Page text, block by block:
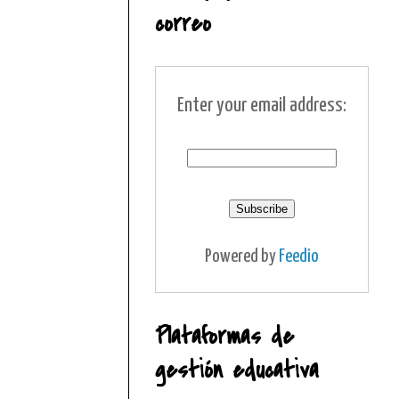
correo
Enter your email address:
Powered by Feedio
Plataformas de
gestión educativa